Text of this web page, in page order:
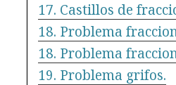
17. Castillos de
18. Problema
18. Problema
19. Problema grifos.